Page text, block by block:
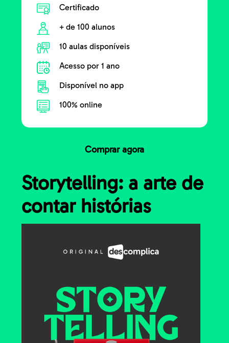
Certificado
+ de 100 alunos
10 aulas disponíveis
Acesso por 1 ano
Disponível no app
100% online
Comprar agora
Storytelling: a arte de
contar histórias